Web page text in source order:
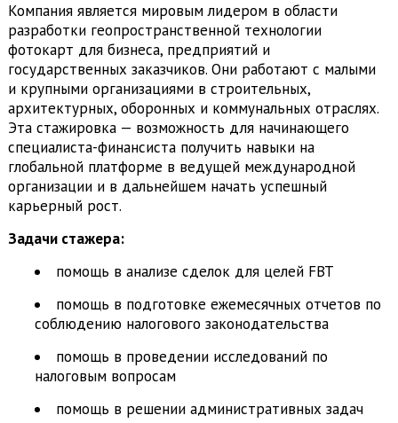
Компания является мировым лидером в области
разработки геопространственной технологии
фотокарт для бизнеса, предприятий и
государственных заказчиков. Они работают с малыми
и крупными организациями в строительных,
архитектурных, оборонных и коммунальных отраслях.
Эта стажировка — возможность для начинающего
специалиста-финансиста получить навыки на
глобальной платформе в ведущей международной
организации и в дальнейшем начать успешный
карьерный рост.
Задачи стажера:
помощь в анализе сделок для целей FBT
помощь в подготовке ежемесячных отчетов по
соблюдению налогового законодательства
помощь в проведении исследований по
налоговым вопросам
помощь в решении административных задач